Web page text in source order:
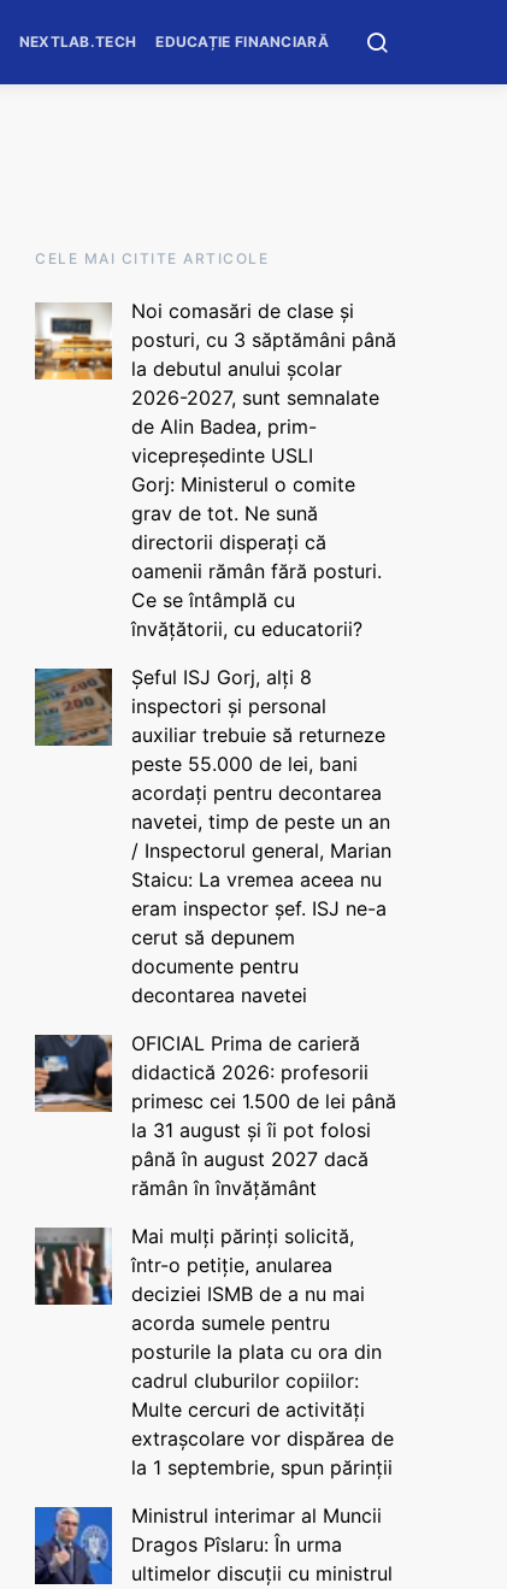
NEXTLAB.TECH EDUCAȚIE FINANCIARĂ
CELE MAI CITITE ARTICOLE
Noi comasări de clase și
posturi, cu 3 săptămâni până
la debutul anului școlar
2026-2027, sunt semnalate
de Alin Badea, prim-
vicepreședinte USLI
Gorj: Ministerul o comite
grav de tot. Ne sună
directorii disperați că
oamenii rămân fără posturi.
Ce se întâmplă cu
învățătorii, cu educatorii?
Șeful ISJ Gorj, alți 8
inspectori și personal
auxiliar trebuie să returneze
peste 55.000 de lei, bani
acordați pentru decontarea
navetei, timp de peste un an
/ Inspectorul general, Marian
Staicu: La vremea aceea nu
eram inspector șef. ISJ ne-a
cerut să depunem
documente pentru
decontarea navetei
OFICIAL Prima de carieră
didactică 2026: profesorii
primesc cei 1.500 de lei până
la 31 august și îi pot folosi
până în august 2027 dacă
rămân în învățământ
Mai mulți părinți solicită,
într-o petiție, anularea
deciziei ISMB de a nu mai
acorda sumele pentru
posturile la plata cu ora din
cadrul cluburilor copiilor:
Multe cercuri de activități
extrașcolare vor dispărea de
la 1 septembrie, spun părinții
Ministrul interimar al Muncii
Dragos Pîslaru: În urma
ultimelor discuții cu ministrul